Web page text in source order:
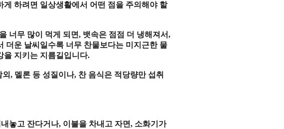
하려면 일상생활에서 어떤 점을 주의해야 할
너무 많이 먹게 되면, 뱃속은 점점 더 냉해져서,
더운 날씨일수록 너무 찬물보다는 미지근한 물
을 지키는 지름길입니다.
외, 멜론 등 성질이나, 찬 음식은 적당량만 섭취
놓고 잔다거나, 이불을 차내고 자면, 소화기가